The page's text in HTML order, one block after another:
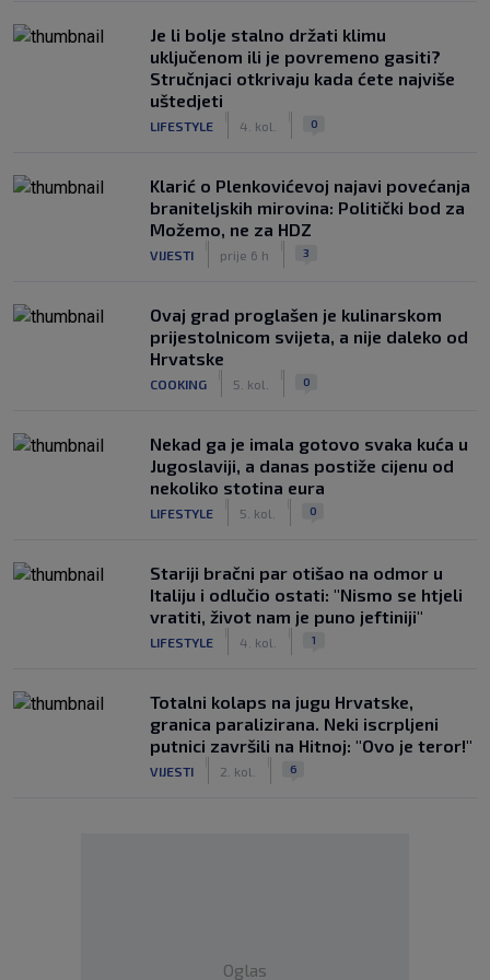
Je li bolje stalno držati klimu
uključenom ili je povremeno gasiti?
Stručnjaci otkrivaju kada ćete najviše
uštedjeti
LIFESTYLE 4. kol. 0
Klarić o Plenkovićevoj najavi povećanja
braniteljskih mirovina: Politički bod za
Možemo, ne za HDZ
VIJESTI prije 6 h 3
Ovaj grad proglašen je kulinarskom
prijestolnicom svijeta, a nije daleko od
Hrvatske
COOKING 5. kol. 0
Nekad ga je imala gotovo svaka kuća u
Jugoslaviji, a danas postiže cijenu od
nekoliko stotina eura
LIFESTYLE 5. kol. 0
Stariji bračni par otišao na odmor u
Italiju i odlučio ostati: "Nismo se htjeli
vratiti, život nam je puno jeftiniji"
LIFESTYLE 4. kol. 1
Totalni kolaps na jugu Hrvatske,
granica paralizirana. Neki iscrpljeni
putnici završili na Hitnoj: "Ovo je teror!"
VIJESTI 2. kol. 6
Oglas